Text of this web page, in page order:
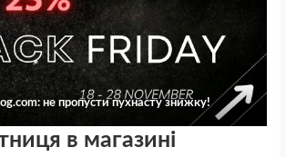
не пропусти пухнасту знижку!
в магазині